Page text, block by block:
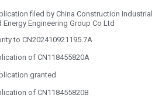
filed by China Construction Industrial
Energy Engineering Group Co Ltd
to CN202410921195.7A
of CN118455820A
granted
of CN118455820B